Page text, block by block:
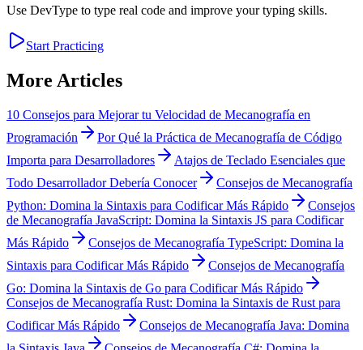
Use DevType to type real code and improve your typing skills.
Start Practicing
More Articles
10 Consejos para Mejorar tu Velocidad de Mecanografía en
Programación
Por Qué la Práctica de Mecanografía de Código
Importa para Desarrolladores
Atajos de Teclado Esenciales que
Todo Desarrollador Debería Conocer
Consejos de Mecanografía
Python: Domina la Sintaxis para Codificar Más Rápido
Consejos
de Mecanografía JavaScript: Domina la Sintaxis JS para Codificar
Más Rápido
Consejos de Mecanografía TypeScript: Domina la
Sintaxis para Codificar Más Rápido
Consejos de Mecanografía
Go: Domina la Sintaxis de Go para Codificar Más Rápido
Consejos de Mecanografía Rust: Domina la Sintaxis de Rust para
Codificar Más Rápido
Consejos de Mecanografía Java: Domina